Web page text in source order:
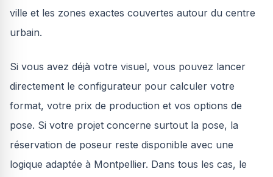
ville et les zones exactes couvertes autour du centre
urbain.
Si vous avez déjà votre visuel, vous pouvez lancer
directement le configurateur pour calculer votre
format, votre prix de production et vos options de
pose. Si votre projet concerne surtout la pose, la
réservation de poseur reste disponible avec une
logique adaptée à Montpellier. Dans tous les cas, le